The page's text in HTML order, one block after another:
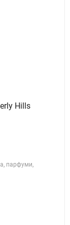
Hills
парфуми,